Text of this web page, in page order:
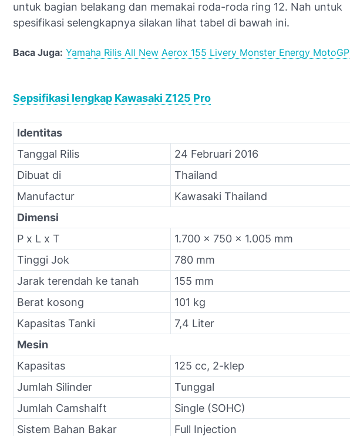
untuk bagian belakang dan memakai roda-roda ring 12. Nah untuk
spesifikasi selengkapnya silakan lihat tabel di bawah ini.
Baca Juga: Yamaha Rilis All New Aerox 155 Livery Monster Energy MotoGP
Sepsifikasi lengkap Kawasaki Z125 Pro
Identitas
Tanggal Rilis
24 Februari 2016
Dibuat di
Thailand
Manufactur
Kawasaki Thailand
Dimensi
P x L x T
1.700 x 750 x 1.005 mm
Tinggi Jok
780 mm
Jarak terendah ke tanah
155 mm
Berat kosong
101 kg
Kapasitas Tanki
7,4 Liter
Mesin
Kapasitas
125 cc, 2-klep
Jumlah Silinder
Tunggal
Jumlah Camshalft
Single (SOHC)
Sistem Bahan Bakar
Full Injection